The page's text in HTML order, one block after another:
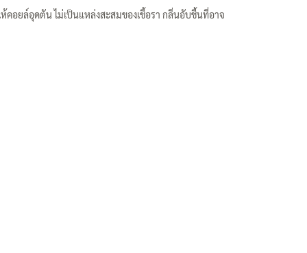
คอยล์อุดตัน ไม่เป็นแหล่งสะสมของเชื้อรา กลิ่นอับชื้นที่อาจ